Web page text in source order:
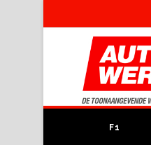
F1